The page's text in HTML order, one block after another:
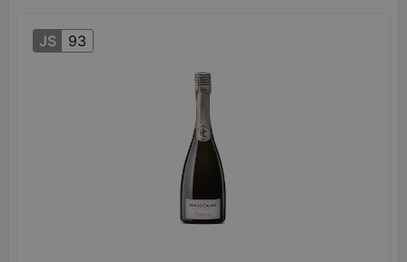
JS 93